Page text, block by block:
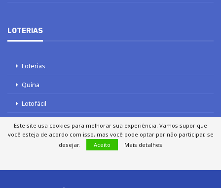
LOTERIAS
Loterias
Quina
Lotofácil
Mega-Sena
Tele sena
Este site usa cookies para melhorar sua experiência. Vamos supor que
você esteja de acordo com isso, mas você pode optar por não participar, se
desejar.
Aceito Mais detalhes